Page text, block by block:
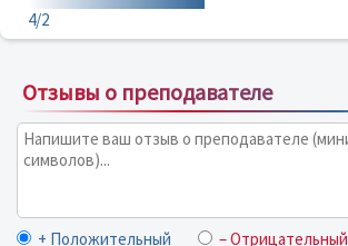
4/2
Отзывы о преподавателе
+ Положительный – Отрицательный